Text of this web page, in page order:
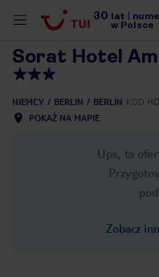
30 lat
w Polsce
Sorat Hotel
NIEMCY BERLIN BERLIN KOD
POKAŻ NA MAPIE
Ups, ta
Zobacz